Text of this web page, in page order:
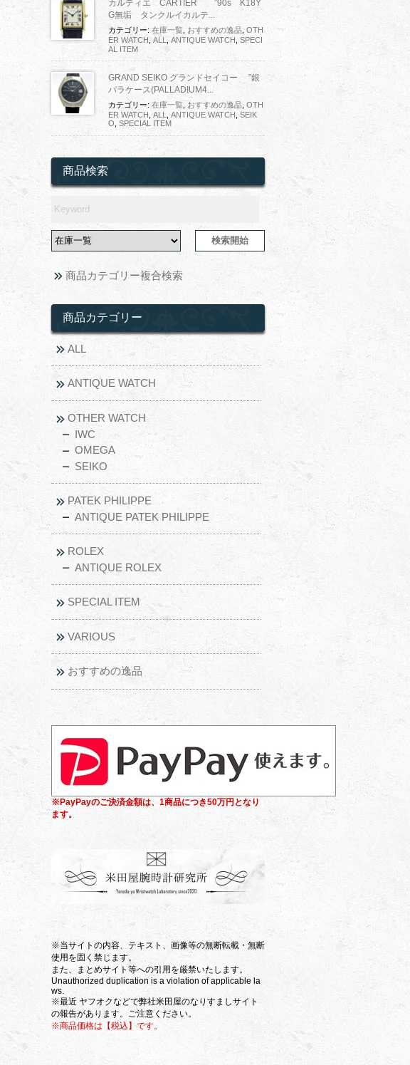
カルティエ CARTIER ”90s K18Y
G無垢 タンクルイカルテ...
カテゴリー: 在庫一覧 おすすめの逸品 OTH
ER WATCH ALL ANTIQUE WATCH SPECI
AL ITEM
GRAND SEIKO グランドセイコー ”銀
パラケース(PALLADIUM4...
カテゴリー: 在庫一覧 おすすめの逸品 OTH
ER WATCH ALL ANTIQUE WATCH SEIK
O SPECIAL ITEM
商品検索
商品カテゴリー複合検索
商品カテゴリー
ALL
ANTIQUE WATCH
OTHER WATCH
IWC
OMEGA
SEIKO
PATEK PHILIPPE
ANTIQUE PATEK PHILIPPE
ROLEX
ANTIQUE ROLEX
SPECIAL ITEM
VARIOUS
おすすめの逸品
※PayPayのご決済金額は、1商品につき50万円となり
ます。
※当サイトの内容、テキスト、画像等の無断転載・無断
使用を固く禁じます。
また、まとめサイト等への引用を厳禁いたします。
Unauthorized duplication is a violation of applicable la
ws.
※最近 ヤフオクなどで弊社米田屋のなりすましサイト
の報告があります。ご注意ください。
※商品価格は【税込】です。